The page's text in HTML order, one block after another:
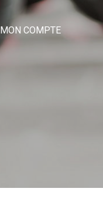
MON COMPTE